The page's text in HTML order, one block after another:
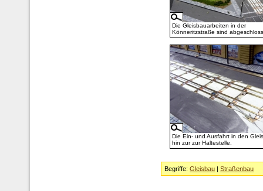
Die Gleisbauarbeiten in der
Könneritzstraße sind
Die Ein- und Ausfahrt in den
hin zur zur Haltestelle.
Begriffe:Gleisbau |Straßenbau